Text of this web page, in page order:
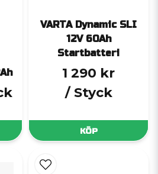
VARTA Dynamic SLI
12V 60Ah
Startbatteri
1 290 kr
/ Styck
KÖP